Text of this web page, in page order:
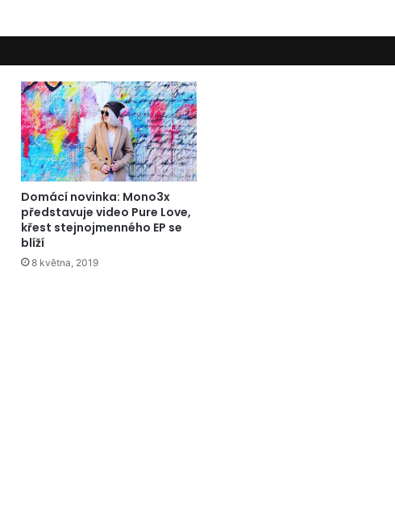
Domácí novinka: Mono3x
představuje video Pure Love,
křest stejnojmenného EP se
blíží
8 května, 2019